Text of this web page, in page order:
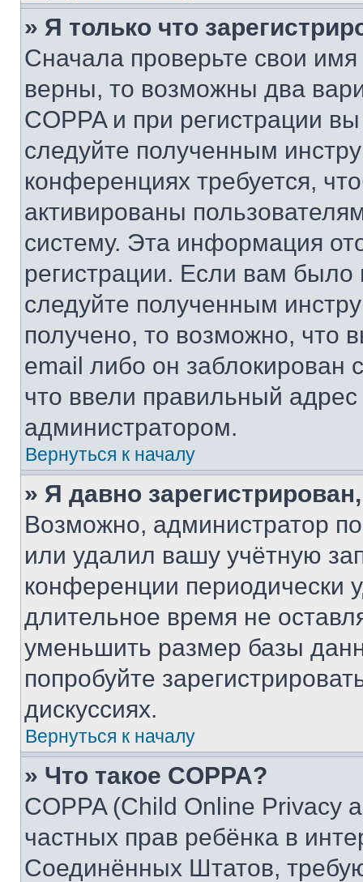
» Я только что
Сначала проверьте свои
верны, то возможны два
COPPA и при регистрации
следуйте полученным
конференциях требуется,
активированы
систему. Эта информация
регистрации. Если вам
следуйте полученным
получено, то возможно, что
email либо он
что ввели правильный адрес
администратором.
Вернуться к началу
» Я давно
Возможно, администратор
или удалил вашу учётную
конференции периодически
длительное время не
уменьшить размер базы
попробуйте
дискуссиях.
Вернуться к началу
» Что такое COPPA?
COPPA (Child Online Privacy
частных прав ребёнка в
Соединённых Штатов,